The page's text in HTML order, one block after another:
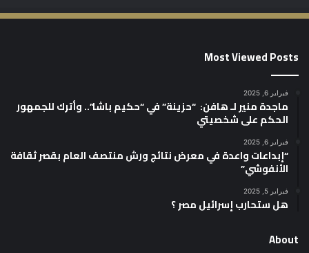
Most Viewed Posts
فبراير 6, 2025
ماجدة منير لـ هافن: “حزينة” في “حكيم باشا”.. وأترك للجمهور
الحكم على شخصيتي
فبراير 6, 2025
“إبداعات واعدة في معرض نتائج ورش منتصف العام بقصر ثقافة
الأنفوشي”
فبراير 5, 2025
هل ستحارب إسرائيل مصر ؟
About